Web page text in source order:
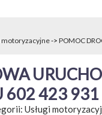
motoryzacyjne-> POMOC
602 423
Usługi